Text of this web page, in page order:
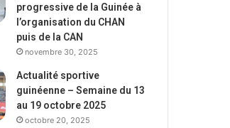
progressive de la Guinée à
l’organisation du CHAN
puis de la CAN
novembre 30, 2025
Actualité sportive
guinéenne – Semaine du 13
au 19 octobre 2025
octobre 20, 2025